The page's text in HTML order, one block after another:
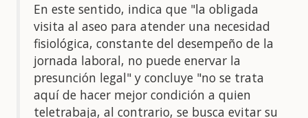
En este sentido, indica que "la obligada
visita al aseo para atender una necesidad
fisiológica, constante del desempeño de la
jornada laboral, no puede enervar la
presunción legal" y concluye "no se trata
aquí de hacer mejor condición a quien
teletrabaja, al contrario, se busca evitar su